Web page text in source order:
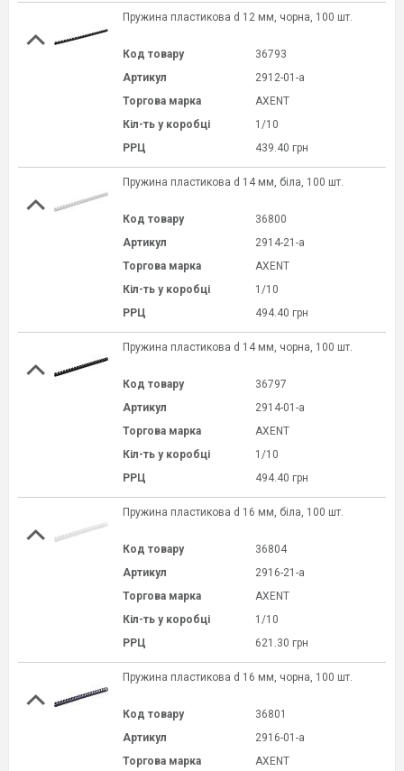
Пружина пластикова d 12 мм, чорна, 100 шт.
Код товару
36793
Артикул
2912-01-a
Торгова марка
AXENT
Кіл-ть у коробці
1/10
РРЦ
439.40 грн
Пружина пластикова d 14 мм, біла, 100 шт.
Код товару
36800
Артикул
2914-21-a
Торгова марка
AXENT
Кіл-ть у коробці
1/10
РРЦ
494.40 грн
Пружина пластикова d 14 мм, чорна, 100 шт.
Код товару
36797
Артикул
2914-01-a
Торгова марка
AXENT
Кіл-ть у коробці
1/10
РРЦ
494.40 грн
Пружина пластикова d 16 мм, біла, 100 шт.
Код товару
36804
Артикул
2916-21-a
Торгова марка
AXENT
Кіл-ть у коробці
1/10
РРЦ
621.30 грн
Пружина пластикова d 16 мм, чорна, 100 шт.
Код товару
36801
Артикул
2916-01-a
Торгова марка
AXENT